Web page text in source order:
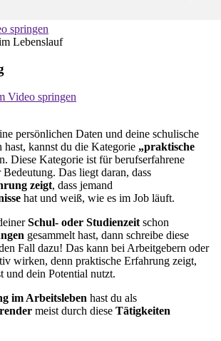
springen
Lebenslauf
Video springen
persönlichen Daten und deine schulische
hast, kannst du die Kategorie „praktische
Diese Kategorie ist für berufserfahrene
Das liegt daran, dass
zeigt, dass jemand
hat und weiß, wie es im Job läuft.
Schul- oder Studienzeit schon
gesammelt hast, dann schreibe diese
Fall dazu! Das kann bei Arbeitgebern oder
wirken, denn praktische Erfahrung zeigt,
und dein Potential nutzt.
im Arbeitsleben hast du als
meist durch diese Tätigkeiten